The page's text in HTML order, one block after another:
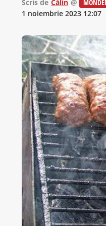
Scris de Călin @
1 noiembrie 2023 12:07